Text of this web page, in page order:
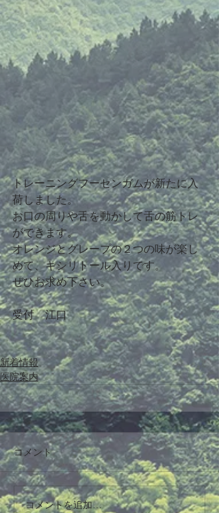
トレーニングフーセンガムが新たに入
荷しました。
お口の周りや舌を動かして舌の筋トレ
ができます。
オレンジとグレープの２つの味が楽し
めて、キシリトール入りです。
ぜひお求め下さい。
受付　江口
新着情報
医院案内
コメント
コメントを追加…